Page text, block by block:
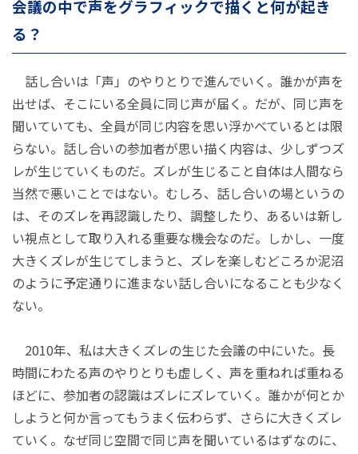
会議の中で声をグラフィックで描くと何が起き
る？
話し合いは「声」のやりとりで進んでいく。誰かが声を
出せば、そこにいる全員に同じ声が届く。だが、同じ声を
聞いていても、全員が同じ内容を思い浮かべているとは限
らない。話し合いの参加者が思い描く内容は、少しずつズ
レが生じていくものだ。ズレが生じること自体は人間なら
当然で悪いことではない。むしろ、話し合いの場というの
は、そのズレを再認識したり、調整したり、あるいは新し
い視点として取り入れる重要な機会なのだ。しかし、一度
大きくズレが生じてしまうと、ズレを楽しむどころか泥沼
のように予定通りに進まない話し合いになることも少なく
ない。
2010年、私は大きくズレの生じた会議の中にいた。長
時間にわたる声のやりとりも虚しく、声を重ねれば重ねる
ほどに、参加者の認識はズレにズレていく。誰かが何とか
しようと何か言ってもうまく伝わらず、さらに大きくズレ
ていく。なぜ同じ空間で同じ声を聞いているはずなのに、